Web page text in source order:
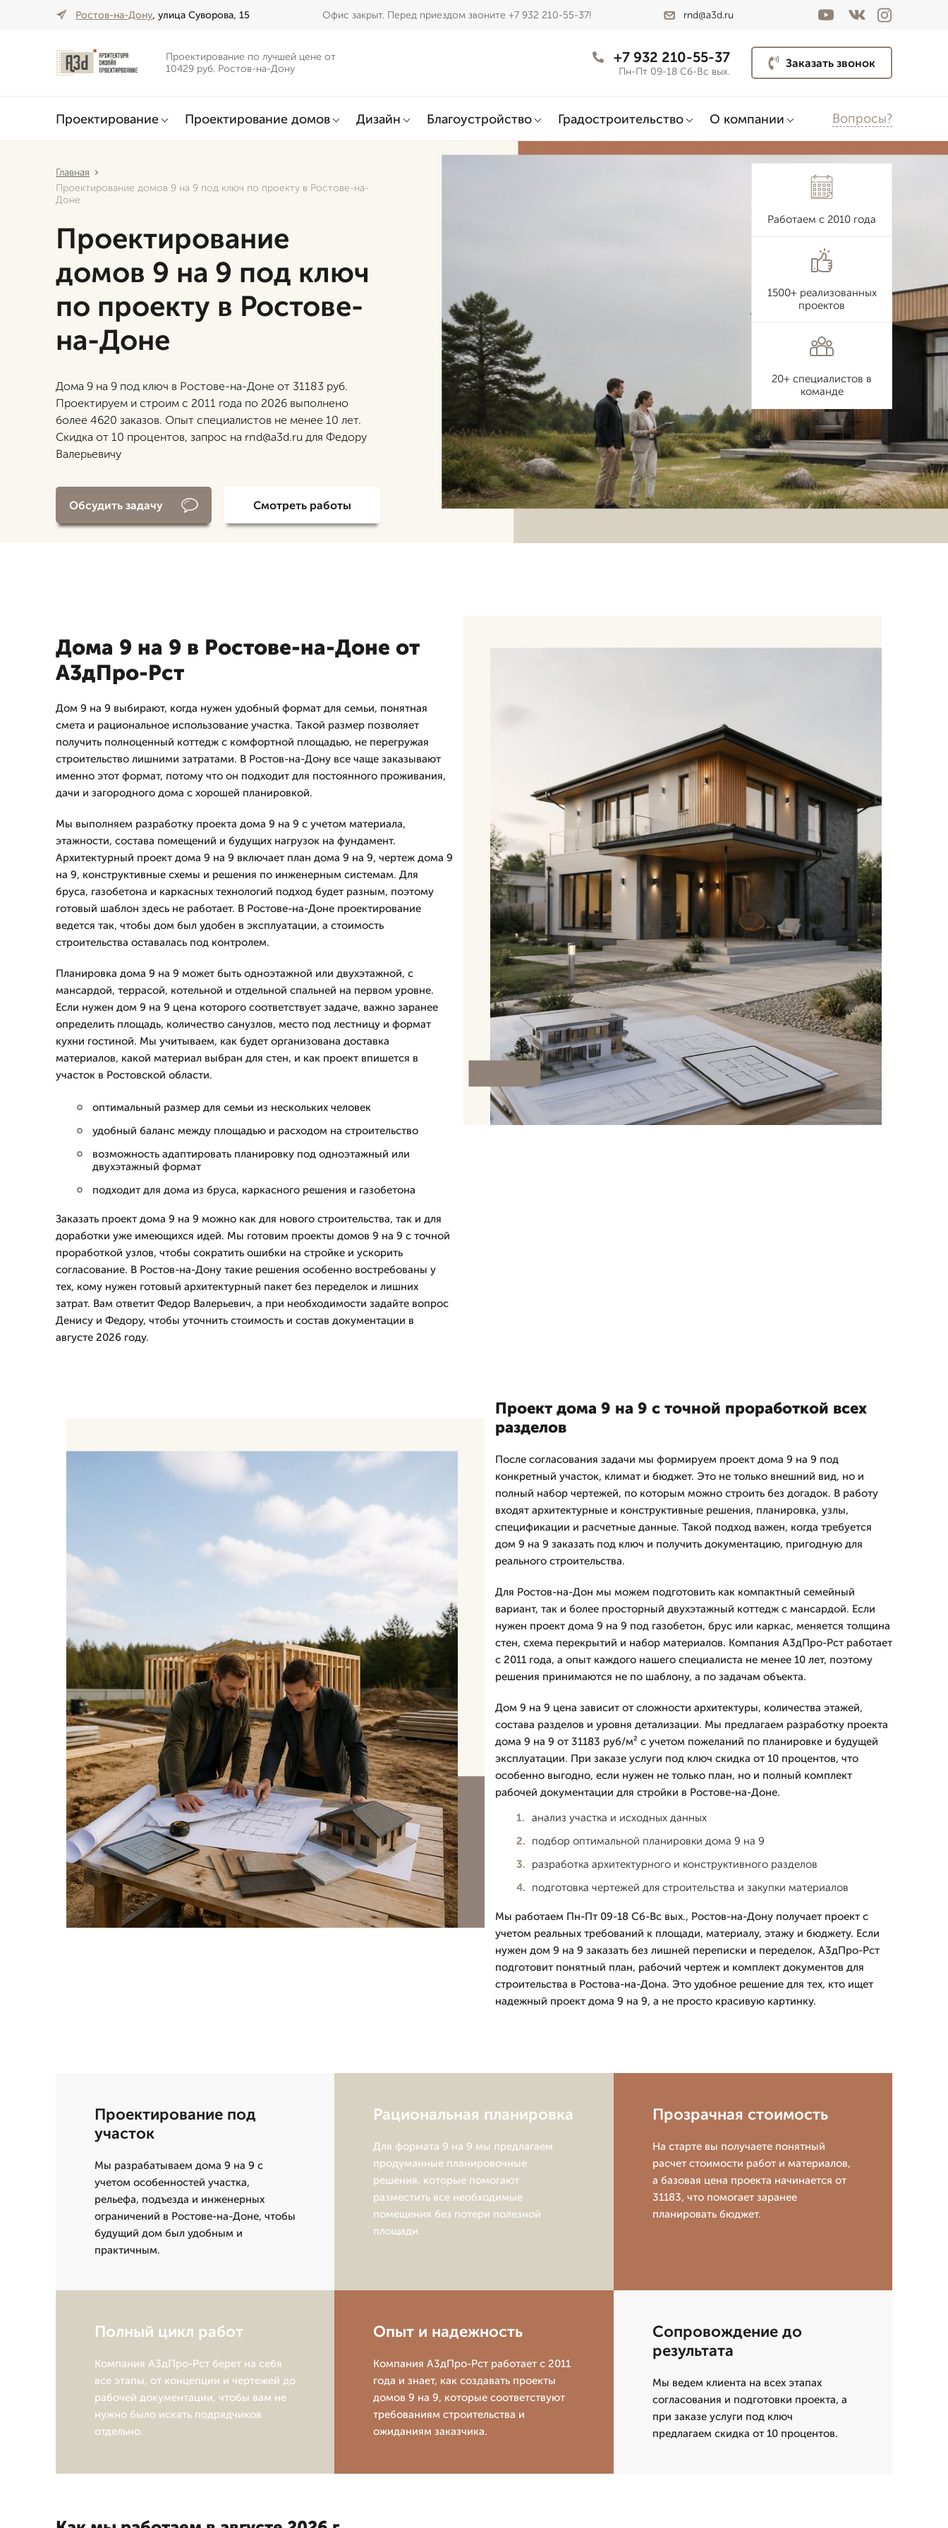
Ростов-на-Дону, улица Суворова, 15 Офис закрыт. Перед приездом звоните +7 932 210-55-37! rnd@a3d.ru
Проектирование по лучшей цене от
10429 руб. Ростов-на-Дону
+7 932 210-55-37
Пн-Пт 09-18 Сб-Вс вых.
Заказать звонок
Проектирование Проектирование домов Дизайн Благоустройство Градостроительство О компании Вопросы?
Главная
Проектирование домов 9 на 9 под ключ по проекту в Ростове-на-
Доне
Проектирование
домов 9 на 9 под ключ
по проекту в Ростове-
на-Доне
Дома 9 на 9 под ключ в Ростове-на-Доне от 31183 руб.
Проектируем и строим с 2011 года по 2026 выполнено
более 4620 заказов. Опыт специалистов не менее 10 лет.
Скидка от 10 процентов, запрос на rnd@a3d.ru для Федору
Валерьевичу
Обсудить задачу Смотреть работы
Работаем с 2010 года
1500+ реализованных
проектов
20+ специалистов в
команде
Дома 9 на 9 в Ростове-на-Доне от
А3дПро-Рст
Дом 9 на 9 выбирают, когда нужен удобный формат для семьи, понятная
смета и рациональное использование участка. Такой размер позволяет
получить полноценный коттедж с комфортной площадью, не перегружая
строительство лишними затратами. В Ростов-на-Дону все чаще заказывают
именно этот формат, потому что он подходит для постоянного проживания,
дачи и загородного дома с хорошей планировкой.
Мы выполняем разработку проекта дома 9 на 9 с учетом материала,
этажности, состава помещений и будущих нагрузок на фундамент.
Архитектурный проект дома 9 на 9 включает план дома 9 на 9, чертеж дома 9
на 9, конструктивные схемы и решения по инженерным системам. Для
бруса, газобетона и каркасных технологий подход будет разным, поэтому
готовый шаблон здесь не работает. В Ростове-на-Доне проектирование
ведется так, чтобы дом был удобен в эксплуатации, а стоимость
строительства оставалась под контролем.
Планировка дома 9 на 9 может быть одноэтажной или двухэтажной, с
мансардой, террасой, котельной и отдельной спальней на первом уровне.
Если нужен дом 9 на 9 цена которого соответствует задаче, важно заранее
определить площадь, количество санузлов, место под лестницу и формат
кухни гостиной. Мы учитываем, как будет организована доставка
материалов, какой материал выбран для стен, и как проект впишется в
участок в Ростовской области.
оптимальный размер для семьи из нескольких человек
удобный баланс между площадью и расходом на строительство
возможность адаптировать планировку под одноэтажный или
двухэтажный формат
подходит для дома из бруса, каркасного решения и газобетона
Заказать проект дома 9 на 9 можно как для нового строительства, так и для
доработки уже имеющихся идей. Мы готовим проекты домов 9 на 9 с точной
проработкой узлов, чтобы сократить ошибки на стройке и ускорить
согласование. В Ростов-на-Дону такие решения особенно востребованы у
тех, кому нужен готовый архитектурный пакет без переделок и лишних
затрат. Вам ответит Федор Валерьевич, а при необходимости задайте вопрос
Денису и Федору, чтобы уточнить стоимость и состав документации в
августе 2026 году.
Проект дома 9 на 9 с точной проработкой всех
разделов
После согласования задачи мы формируем проект дома 9 на 9 под
конкретный участок, климат и бюджет. Это не только внешний вид, но и
полный набор чертежей, по которым можно строить без догадок. В работу
входят архитектурные и конструктивные решения, планировка, узлы,
спецификации и расчетные данные. Такой подход важен, когда требуется
дом 9 на 9 заказать под ключ и получить документацию, пригодную для
реального строительства.
Для Ростов-на-Дон мы можем подготовить как компактный семейный
вариант, так и более просторный двухэтажный коттедж с мансардой. Если
нужен проект дома 9 на 9 под газобетон, брус или каркас, меняется толщина
стен, схема перекрытий и набор материалов. Компания А3дПро-Рст работает
с 2011 года, а опыт каждого нашего специалиста не менее 10 лет, поэтому
решения принимаются не по шаблону, а по задачам объекта.
Дом 9 на 9 цена зависит от сложности архитектуры, количества этажей,
состава разделов и уровня детализации. Мы предлагаем разработку проекта
дома 9 на 9 от 31183 руб/м² с учетом пожеланий по планировке и будущей
эксплуатации. При заказе услуги под ключ скидка от 10 процентов, что
особенно выгодно, если нужен не только план, но и полный комплект
рабочей документации для стройки в Ростове-на-Доне.
анализ участка и исходных данных
подбор оптимальной планировки дома 9 на 9
разработка архитектурного и конструктивного разделов
подготовка чертежей для строительства и закупки материалов
Мы работаем Пн-Пт 09-18 Сб-Вс вых., Ростов-на-Дону получает проект с
учетом реальных требований к площади, материалу, этажу и бюджету. Если
нужен дом 9 на 9 заказать без лишней переписки и переделок, А3дПро-Рст
подготовит понятный план, рабочий чертеж и комплект документов для
строительства в Ростова-на-Дона. Это удобное решение для тех, кто ищет
надежный проект дома 9 на 9, а не просто красивую картинку.
Проектирование под
участок
Мы разрабатываем дома 9 на 9 с
учетом особенностей участка,
рельефа, подъезда и инженерных
ограничений в Ростове-на-Доне, чтобы
будущий дом был удобным и
практичным.
Рациональная планировка
Для формата 9 на 9 мы предлагаем
продуманные планировочные
решения, которые помогают
разместить все необходимые
помещения без потери полезной
площади.
Прозрачная стоимость
На старте вы получаете понятный
расчет стоимости работ и материалов,
а базовая цена проекта начинается от
31183, что помогает заранее
планировать бюджет.
Полный цикл работ
Компания А3дПро-Рст берет на себя
все этапы, от концепции и чертежей до
рабочей документации, чтобы вам не
нужно было искать подрядчиков
отдельно.
Опыт и надежность
Компания А3дПро-Рст работает с 2011
года и знает, как создавать проекты
домов 9 на 9, которые соответствуют
требованиям строительства и
ожиданиям заказчика.
Сопровождение до
результата
Мы ведем клиента на всех этапах
согласования и подготовки проекта, а
при заказе услуги под ключ
предлагаем скидка от 10 процентов.